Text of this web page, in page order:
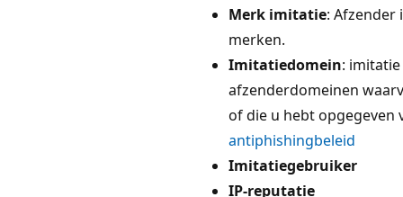
Merk imitatie: Afzender
merken.
Imitatiedomein:
afzenderdomeinen
of die u hebt opgegeven
antiphishingbeleid
Imitatiegebruiker
IP-reputatie